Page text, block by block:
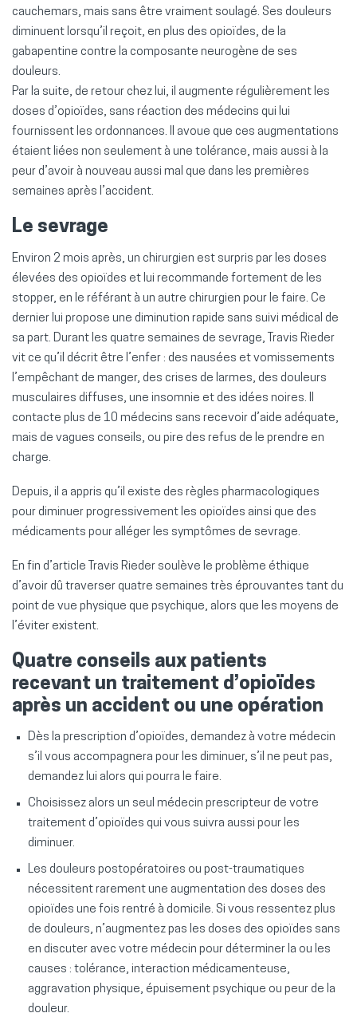
cauchemars, mais sans être vraiment soulagé. Ses douleurs
diminuent lorsqu’il reçoit, en plus des opioïdes, de la
gabapentine contre la composante neurogène de ses
douleurs.
Par la suite, de retour chez lui, il augmente régulièrement les
doses d’opioïdes, sans réaction des médecins qui lui
fournissent les ordonnances. Il avoue que ces augmentations
étaient liées non seulement à une tolérance, mais aussi à la
peur d’avoir à nouveau aussi mal que dans les premières
semaines après l’accident.
Le sevrage
Environ 2 mois après, un chirurgien est surpris par les doses
élevées des opioïdes et lui recommande fortement de les
stopper, en le référant à un autre chirurgien pour le faire. Ce
dernier lui propose une diminution rapide sans suivi médical de
sa part. Durant les quatre semaines de sevrage, Travis Rieder
vit ce qu’il décrit être l’enfer : des nausées et vomissements
l’empêchant de manger, des crises de larmes, des douleurs
musculaires diffuses, une insomnie et des idées noires. Il
contacte plus de 10 médecins sans recevoir d’aide adéquate,
mais de vagues conseils, ou pire des refus de le prendre en
charge.
Depuis, il a appris qu’il existe des règles pharmacologiques
pour diminuer progressivement les opioïdes ainsi que des
médicaments pour alléger les symptômes de sevrage.
En fin d’article Travis Rieder soulève le problème éthique
d’avoir dû traverser quatre semaines très éprouvantes tant du
point de vue physique que psychique, alors que les moyens de
l’éviter existent.
Quatre conseils aux patients
recevant un traitement d’opioïdes
après un accident ou une opération
Dès la prescription d’opioïdes, demandez à votre médecin
s’il vous accompagnera pour les diminuer, s’il ne peut pas,
demandez lui alors qui pourra le faire.
Choisissez alors un seul médecin prescripteur de votre
traitement d’opioïdes qui vous suivra aussi pour les
diminuer.
Les douleurs postopératoires ou post-traumatiques
nécessitent rarement une augmentation des doses des
opioïdes une fois rentré à domicile. Si vous ressentez plus
de douleurs, n’augmentez pas les doses des opioïdes sans
en discuter avec votre médecin pour déterminer la ou les
causes : tolérance, interaction médicamenteuse,
aggravation physique, épuisement psychique ou peur de la
douleur.